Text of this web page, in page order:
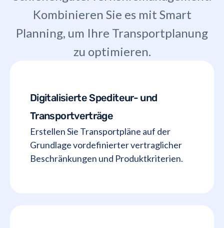
Kombinieren Sie es mit Smart
Planning, um Ihre Transportplanung
zu optimieren.
Digitalisierte Spediteur- und
Transportverträge
Erstellen Sie Transportpläne auf der
Grundlage vordefinierter vertraglicher
Beschränkungen und Produktkriterien.